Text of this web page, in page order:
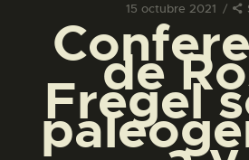
15 octubre 2021
de
Fregel
PREPARAR LA
ACTIVIDADES
█